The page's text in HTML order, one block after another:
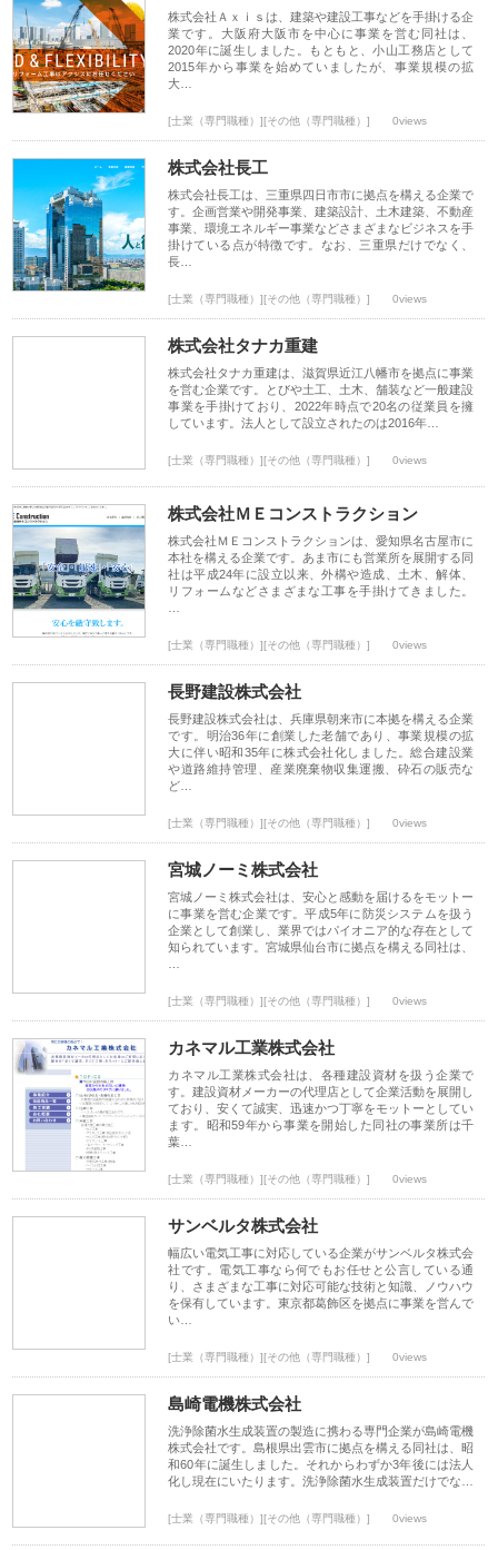
株式会社Ａｘｉｓは、建築や建設工事などを手掛ける企
業です。大阪府大阪市を中心に事業を営む同社は、
2020年に誕生しました。もともと、小山工務店として
2015年から事業を始めていましたが、事業規模の拡
大…
[士業（専門職種）][その他（専門職種）] 0views
株式会社長工
株式会社長工は、三重県四日市市に拠点を構える企業で
す。企画営業や開発事業、建築設計、土木建築、不動産
事業、環境エネルギー事業などさまざまなビジネスを手
掛けている点が特徴です。なお、三重県だけでなく、
長…
[士業（専門職種）][その他（専門職種）] 0views
株式会社タナカ重建
株式会社タナカ重建は、滋賀県近江八幡市を拠点に事業
を営む企業です。とびや土工、土木、舗装など一般建設
事業を手掛けており、2022年時点で20名の従業員を擁
しています。法人として設立されたのは2016年…
[士業（専門職種）][その他（専門職種）] 0views
株式会社ＭＥコンストラクション
株式会社ＭＥコンストラクションは、愛知県名古屋市に
本社を構える企業です。あま市にも営業所を展開する同
社は平成24年に設立以来、外構や造成、土木、解体、
リフォームなどさまざまな工事を手掛けてきました。
[士業（専門職種）][その他（専門職種）] 0views
長野建設株式会社
長野建設株式会社は、兵庫県朝来市に本拠を構える企業
です。明治36年に創業した老舗であり、事業規模の拡
大に伴い昭和35年に株式会社化しました。総合建設業
や道路維持管理、産業廃棄物収集運搬、砕石の販売な
ど…
[士業（専門職種）][その他（専門職種）] 0views
宮城ノーミ株式会社
宮城ノーミ株式会社は、安心と感動を届けるをモットー
に事業を営む企業です。平成5年に防災システムを扱う
企業として創業し、業界ではパイオニア的な存在として
知られています。宮城県仙台市に拠点を構える同社は、
[士業（専門職種）][その他（専門職種）] 0views
カネマル工業株式会社
カネマル工業株式会社は、各種建設資材を扱う企業で
す。建設資材メーカーの代理店として企業活動を展開し
ており、安くて誠実、迅速かつ丁寧をモットーとしてい
ます。昭和59年から事業を開始した同社の事業所は千
葉…
[士業（専門職種）][その他（専門職種）] 0views
サンベルタ株式会社
幅広い電気工事に対応している企業がサンベルタ株式会
社です。電気工事なら何でもお任せと公言している通
り、さまざまな工事に対応可能な技術と知識、ノウハウ
を保有しています。東京都葛飾区を拠点に事業を営んで
い…
[士業（専門職種）][その他（専門職種）] 0views
島崎電機株式会社
洗浄除菌水生成装置の製造に携わる専門企業が島崎電機
株式会社です。島根県出雲市に拠点を構える同社は、昭
和60年に誕生しました。それからわずか3年後には法人
化し現在にいたります。洗浄除菌水生成装置だけでな…
[士業（専門職種）][その他（専門職種）] 0views